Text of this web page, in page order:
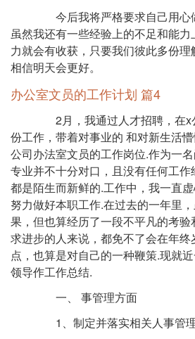
今后我将严格要求自己用心
虽然我还有一些经验上的不足和能
力就会有收获，只要我们彼此多份理
相信明天会更好。
办公室文员的工作计划 篇4
2月，我通过人才招聘，在x
份工作，带着对事业的 和对新生活
公司办法室文员的工作岗位.作为一名
专业并不十分对口，且没有任何工
都是陌生而新鲜的.工作中，我一直
努力做好本职工作.在过去的一年里
果，但也算经历了一段不平凡的考
求进步的人来说，都免不了会在年
点，也算是对自己的一种鞭策.现就
领导作工作总结.
一、 事管理方面
1、制定并落实相关人事管